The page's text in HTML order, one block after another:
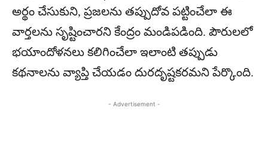
అర్థం చేసుకుని, ప్రజలను తప్పుదోవ పట్టించేలా ఈ
వార్తలను సృష్టించారని కేంద్రం మండిపడింది. పౌరులలో
భయాందోళనలు కలిగించేలా ఇలాంటి తప్పుడు
కథనాలను వ్యాప్తి చేయడం దురదృష్టకరమని పేర్కొంది.
- Advertisement -